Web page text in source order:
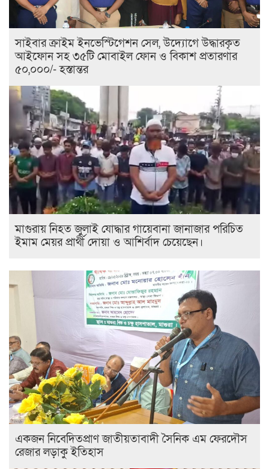
সাইবার ক্রাইম ইনভেস্টিগেশন সেল, উদ্যোগে উদ্ধারকৃত
আইফোন সহ ৩৫টি মোবাইল ফোন ও বিকাশ প্রতারণার
৫০,০০০/- হস্তান্তর
মাগুরায় নিহত জুলাই যোদ্ধার গায়েবানা জানাজার পরিচিত
ইমাম মেয়র প্রার্থী দোয়া ও আশির্বাদ চেয়েছেন।
একজন নিবেদিতপ্রাণ জাতীয়তাবাদী সৈনিক এম ফেরদৌস
রেজার লড়াকু ইতিহাস